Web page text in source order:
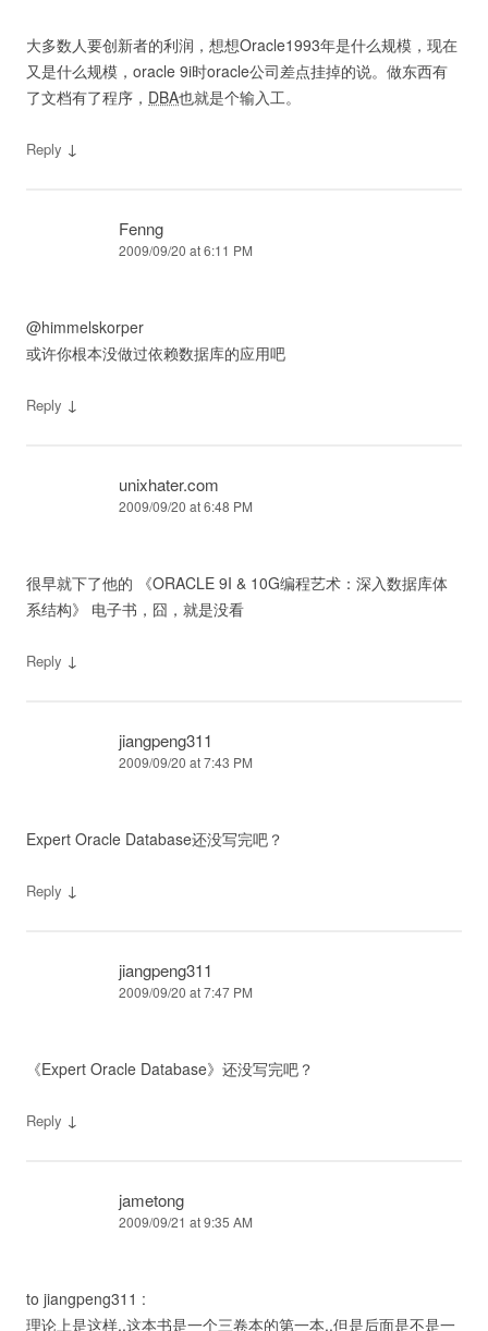
大多数人要创新者的利润，想想Oracle1993年是什么规模，现在
又是什么规模，oracle 9i时oracle公司差点挂掉的说。做东西有
了文档有了程序， DBA也就是个输入工。
Reply ↓
Fenng
2009/09/20 at 6:11 PM
@himmelskorper
或许你根本没做过依赖数据库的应用吧
Reply ↓
unixhater.com
2009/09/20 at 6:48 PM
很早就下了他的 《ORACLE 9I & 10G编程艺术：深入数据库体
系结构》 电子书，囧，就是没看
Reply ↓
jiangpeng311
2009/09/20 at 7:43 PM
Expert Oracle Database还没写完吧？
Reply ↓
jiangpeng311
2009/09/20 at 7:47 PM
《Expert Oracle Database》还没写完吧？
Reply ↓
jametong
2009/09/21 at 9:35 AM
to jiangpeng311 :
理论上是这样,,这本书是一个三卷本的第一本..但是后面是不是一